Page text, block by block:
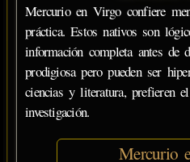
Mercurio en Virgo confiere
práctica. Estos nativos son
información completa antes de
prodigiosa pero pueden ser
ciencias y literatura, prefieren
investigación.
Mercurio